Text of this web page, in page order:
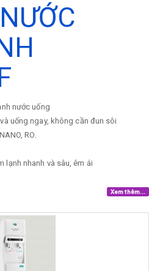
nước uống
uống ngay, không cần đun sôi
RO.
lạnh nhanh và sâu, êm ái
Xem thêm...